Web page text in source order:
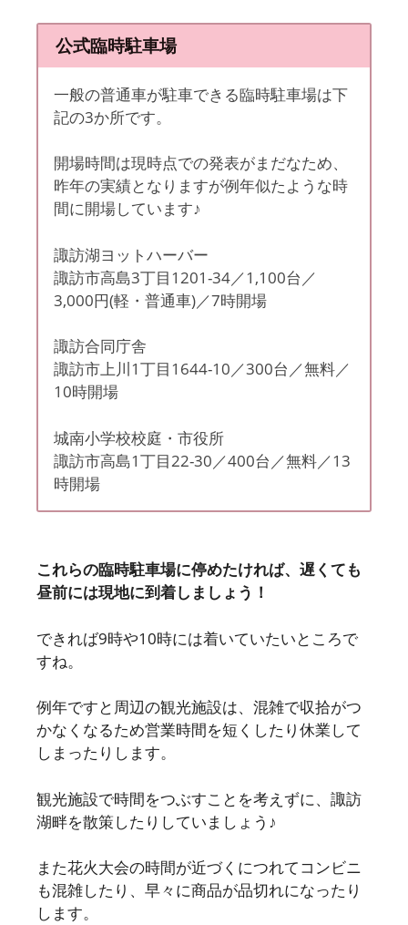
公式臨時駐車場
一般の普通車が駐車できる臨時駐車場は下
記の3か所です。
開場時間は現時点での発表がまだなため、
昨年の実績となりますが例年似たような時
間に開場しています♪
諏訪湖ヨットハーバー
諏訪市高島3丁目1201-34／1,100台／
3,000円(軽・普通車)／7時開場
諏訪合同庁舎
諏訪市上川1丁目1644-10／300台／無料／
10時開場
城南小学校校庭・市役所
諏訪市高島1丁目22-30／400台／無料／13
時開場
これらの臨時駐車場に停めたければ、遅くても
昼前には現地に到着しましょう！
できれば9時や10時には着いていたいところで
すね。
例年ですと周辺の観光施設は、混雑で収拾がつ
かなくなるため営業時間を短くしたり休業して
しまったりします。
観光施設で時間をつぶすことを考えずに、諏訪
湖畔を散策したりしていましょう♪
また花火大会の時間が近づくにつれてコンビニ
も混雑したり、早々に商品が品切れになったり
します。